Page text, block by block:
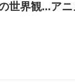
世界観...ア